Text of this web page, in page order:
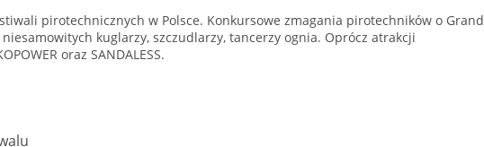
pirotechnicznych w Polsce. Konkursowe zmagania pirotechników o Grand
kuglarzy, szczudlarzy, tancerzy ognia. Oprócz atrakcji
oraz SANDALESS.